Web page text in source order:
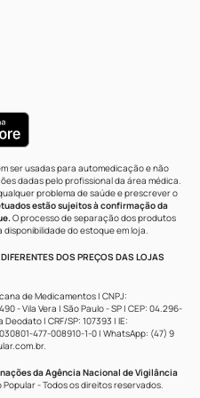
ser usadas para automedicação e não
dadas pelo profissional da área médica.
problema de saúde e prescrever o
estão sujeitos à confirmação da
O processo de separação dos produtos
do estoque em loja.
DOS PREÇOS DAS LOJAS
de Medicamentos | CNPJ:
- Vila Vera | São Paulo - SP | CEP: 04.296-
| CRF/SP: 107393 | IE:
477-008910-1-0 | WhatsApp: (47) 9
.
da Agência Nacional de Vigilância
- Todos os direitos reservados.